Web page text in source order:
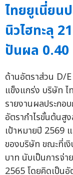
ไทยยูเนี่ยน
นิวไฮทะลุ
ปันผล
ด้านอัตราส่วน D/
แข็งแกร่ง บริษัท
รายงานผลประกอ
อัตรากำไรขั้นต้นสู
เป้าหมายปี 2569
ของบริษัท ขณะที่เ
บาท นับเป็นการจ่
2565 โดยคิดเป็น